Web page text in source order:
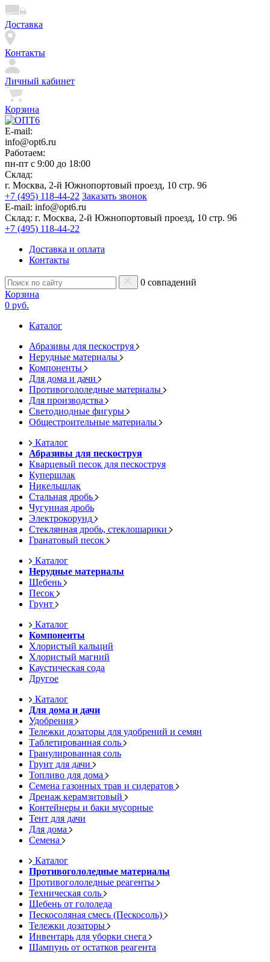
Доставка
Контакты
Личный кабинет
Корзина
E-mail:
info@opt6.ru
Работаем:
пн-пт с 9:00 до 18:00
Склад:
г. Москва, 2-й Южнопортовый проезд, 10 стр. 96
+7 (495) 118-44-22 Заказать звонок
E-mail: info@opt6.ru
Склад: г. Москва, 2-й Южнопортовый проезд, 10 стр. 96
+7 (495) 118-44-22
Доставка и оплата
Контакты
0 совпадений
Корзина
0 руб.
Каталог
Абразивы для пескоструя
Нерудные материалы
Компоненты
Для дома и дачи
Противогололедные материалы
Для производства
Светодиодные фигуры
Общестроительные материалы
Каталог
Абразивы для пескоструя
Кварцевый песок для пескоструя
Купершлак
Никельшлак
Стальная дробь
Чугунная дробь
Электрокорунд
Стеклянная дробь, стеклошарики
Гранатовый песок
Каталог
Нерудные материалы
Щебень
Песок
Грунт
Каталог
Компоненты
Хлористый кальций
Хлористый магний
Каустическая сода
Другое
Каталог
Для дома и дачи
Удобрения
Тележки дозаторы для удобрений и семян
Таблетированная соль
Гранулированная соль
Грунт для дачи
Топливо для дома
Семена газонных трав и сидератов
Дренаж керамзитовый
Контейнеры и баки мусорные
Тент для дачи
Для дома
Семена
Каталог
Противогололедные материалы
Противогололедные реагенты
Техническая соль
Щебень от гололеда
Пескосоляная смесь (Пескосоль)
Тележки дозаторы
Инвентарь для уборки снега
Шампунь от остатков реагента